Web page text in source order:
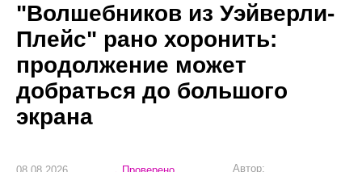
"Волшебников из Уэйверли-
Плейс" рано хоронить:
продолжение может
добраться до большого
экрана
Автор: